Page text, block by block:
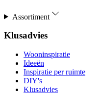
Assortiment
Klusadvies
Wooninspiratie
Ideeën
Inspiratie per ruimte
DIY's
Klusadvies